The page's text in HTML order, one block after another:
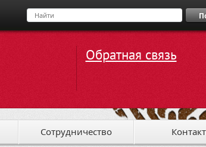
Обратная связь
Сотрудничество